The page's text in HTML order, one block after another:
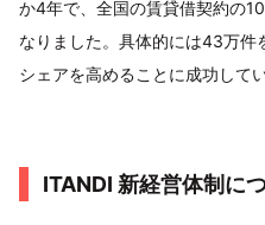
か4年で、全国の賃貸借契約の
なりました。具体的には43万件
シェアを高めることに成功してい
ITANDI 新経営体制に